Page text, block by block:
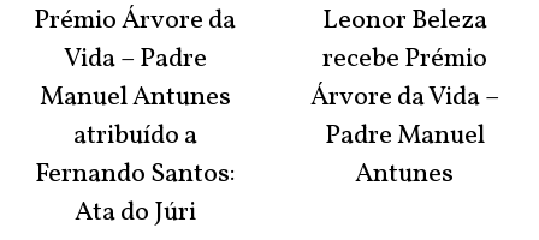
Prémio Árvore da
Vida – Padre
Manuel Antunes
atribuído a
Fernando Santos:
Ata do Júri
Leonor Beleza
recebe Prémio
Árvore da Vida –
Padre Manuel
Antunes